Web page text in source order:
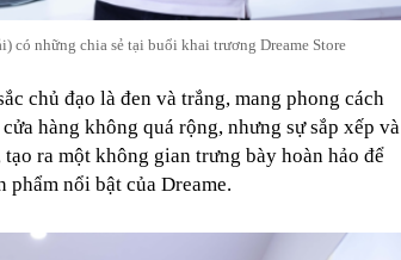
có những chia sẻ tại buổi khai trương Dreame Store
chủ đạo là đen và trắng, mang phong cách
hàng không quá rộng, nhưng sự sắp xếp và
ra một không gian trưng bày hoàn hảo để
phẩm nổi bật của Dreame.